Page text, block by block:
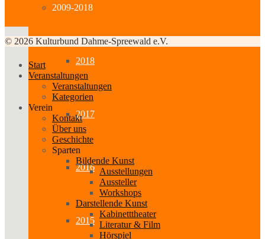
2009-2018
2018
2017
2016
2015
© 2026 Kulturbund Dahme-Spreewald e.V.
Start
Veranstaltungen
Veranstaltungen
Kategorien
Verein
Kontakt
Über uns
Geschichte
Sparten
Bildende Kunst
Ausstellungen
Aussteller
Workshops
Darstellende Kunst
Kabinetttheater
Literatur & Film
Hörspiel